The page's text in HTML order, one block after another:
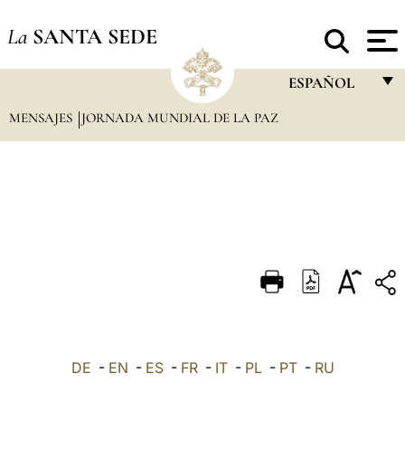
La SANTA SEDE
ESPAÑOL
DEUTSCH
العربيّة
MENSAJES JORNADA MUNDIAL DE LA PAZ
DE - EN - ES- FR- IT- PL- PT- RU